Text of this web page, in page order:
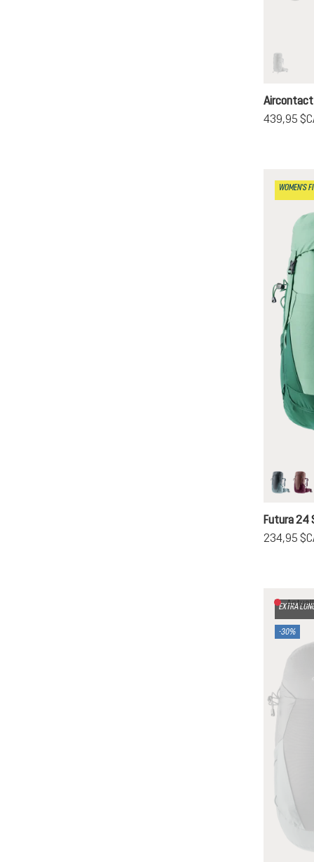
(Cette
Aircontact
439,95
WOMEN'S
Futura 24
234,95
EXTRA
-30%